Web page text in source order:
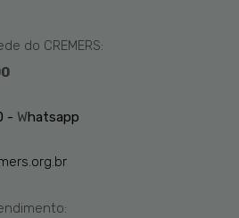
do CREMERS:
- Whatsapp